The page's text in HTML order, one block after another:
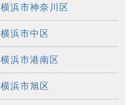
横浜市神奈川区
横浜市中区
横浜市港南区
横浜市旭区